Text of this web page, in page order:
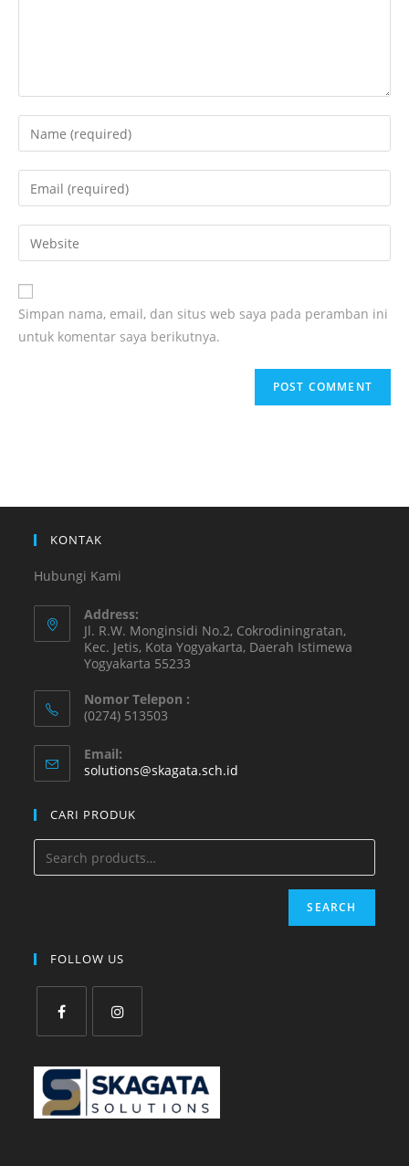
Simpan nama, email, dan situs web saya pada peramban ini
untuk komentar saya berikutnya.
KONTAK
Hubungi Kami
Address:
Jl. R.W. Monginsidi No.2, Cokrodiningratan,
Kec. Jetis, Kota Yogyakarta, Daerah Istimewa
Yogyakarta 55233
Nomor Telepon :
(0274) 513503
Email:
solutions@skagata.sch.id
CARI PRODUK
SEARCH
FOLLOW US